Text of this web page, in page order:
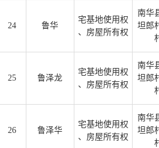
24 鲁华
宅基地使用权
、房屋所有权
南华
坦郎
25 鲁泽龙
宅基地使用权
、房屋所有权
南华
坦郎
26 鲁泽华
宅基地使用权
、房屋所有权
南华
坦郎